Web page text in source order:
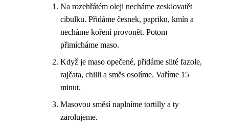
Na rozehřátém oleji necháme zesklovatět
cibulku. Přidáme česnek, papriku, kmín a
necháme koření provonět. Potom
přimícháme maso.
Když je maso opečené, přidáme slité fazole,
rajčata, chilli a směs osolíme. Vaříme 15
minut.
Masovou směsí naplníme tortilly a ty
zarolujeme.